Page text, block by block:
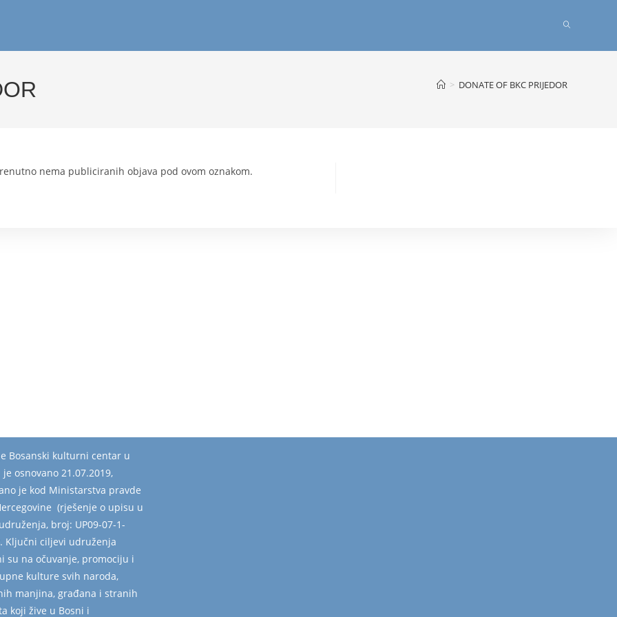
Uključi/
> DONATE OF BKC PRIJEDOR
nema publiciranih objava pod ovom oznakom.
Bosanski kulturni centar u
osnovano 21.07.2019,
je kod Ministarstva pravde
(rješenje o upisu u
broj: UP09-07-1-
Ključni ciljevi udruženja
su na očuvanje, promociju i
kulture svih naroda,
manjina, građana i stranih
koji žive u Bosni i